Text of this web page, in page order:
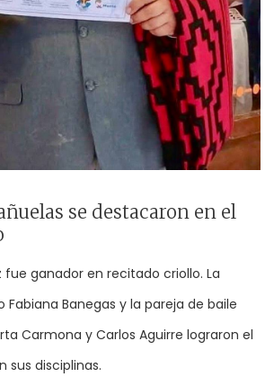
se destacaron en el
fue ganador en recitado criollo. La
Banegas y la pareja de baile
Carmona y Carlos Aguirre lograron el
sus disciplinas.